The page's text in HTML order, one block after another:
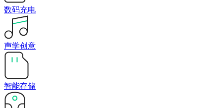
数码充电
声学创意
智能存储